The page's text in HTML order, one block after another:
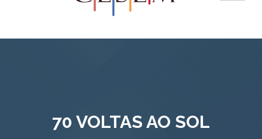
70 VOLTAS AO SOL